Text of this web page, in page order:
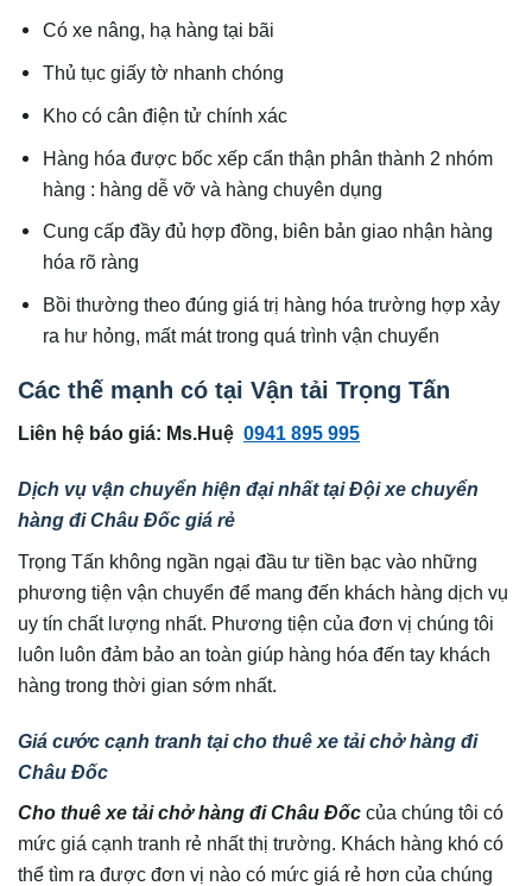
Có xe nâng, hạ hàng tại bãi
Thủ tục giấy tờ nhanh chóng
Kho có cân điện tử chính xác
Hàng hóa được bốc xếp cẩn thận phân thành 2 nhóm
hàng : hàng dễ vỡ và hàng chuyên dụng
Cung cấp đầy đủ hợp đồng, biên bản giao nhận hàng
hóa rõ ràng
Bồi thường theo đúng giá trị hàng hóa trường hợp xảy
ra hư hỏng, mất mát trong quá trình vận chuyển
Các thế mạnh có tại Vận tải Trọng Tấn
Liên hệ báo giá: Ms.Huệ 0941 895 995
Dịch vụ vận chuyển hiện đại nhất tại Đội xe chuyển
hàng đi Châu Đốc giá rẻ
Trọng Tấn không ngần ngại đầu tư tiền bạc vào những
phương tiện vận chuyển để mang đến khách hàng dịch vụ
uy tín chất lượng nhất. Phương tiện của đơn vị chúng tôi
luôn luôn đảm bảo an toàn giúp hàng hóa đến tay khách
hàng trong thời gian sớm nhất.
Giá cước cạnh tranh tại cho thuê xe tải chở hàng đi
Châu Đốc
Cho thuê xe tải chở hàng đi Châu Đốc của chúng tôi có
mức giá cạnh tranh rẻ nhất thị trường. Khách hàng khó có
thể tìm ra được đơn vị nào có mức giá rẻ hơn của chúng